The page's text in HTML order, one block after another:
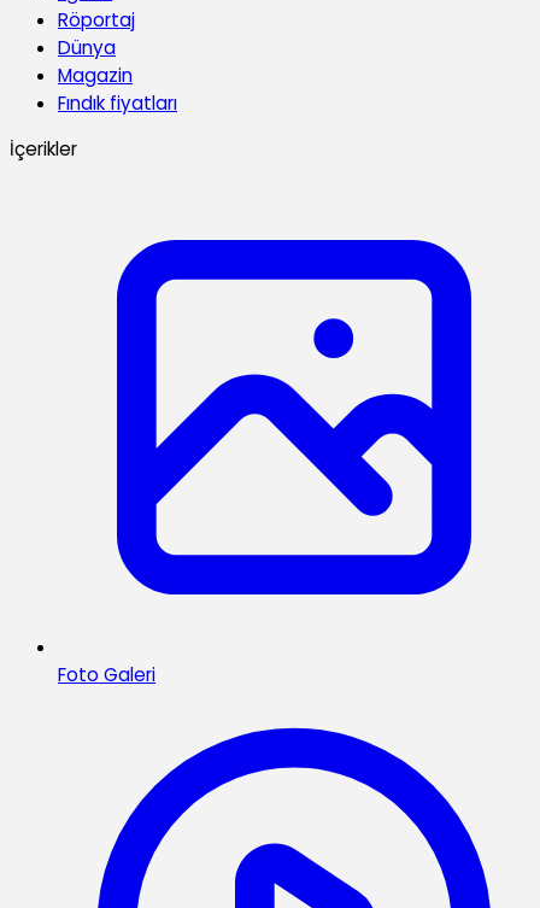
Röportaj
Dünya
Magazin
Fındık fiyatları
İçerikler
Foto Galeri